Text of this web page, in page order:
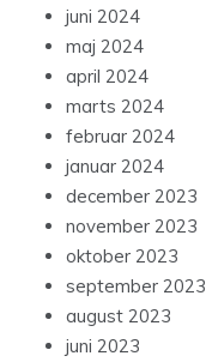
juni 2024
maj 2024
april 2024
marts 2024
februar 2024
januar 2024
december 2023
november 2023
oktober 2023
september 2023
august 2023
juni 2023